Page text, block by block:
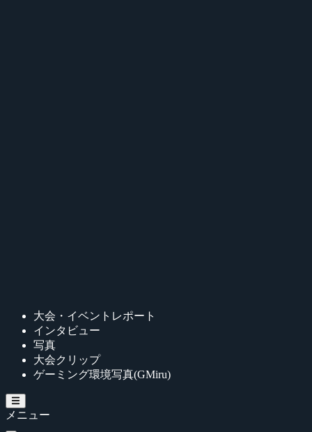
大会・イベントレポート
インタビュー
写真
大会クリップ
ゲーミング環境写真(GMiru)
メニュー